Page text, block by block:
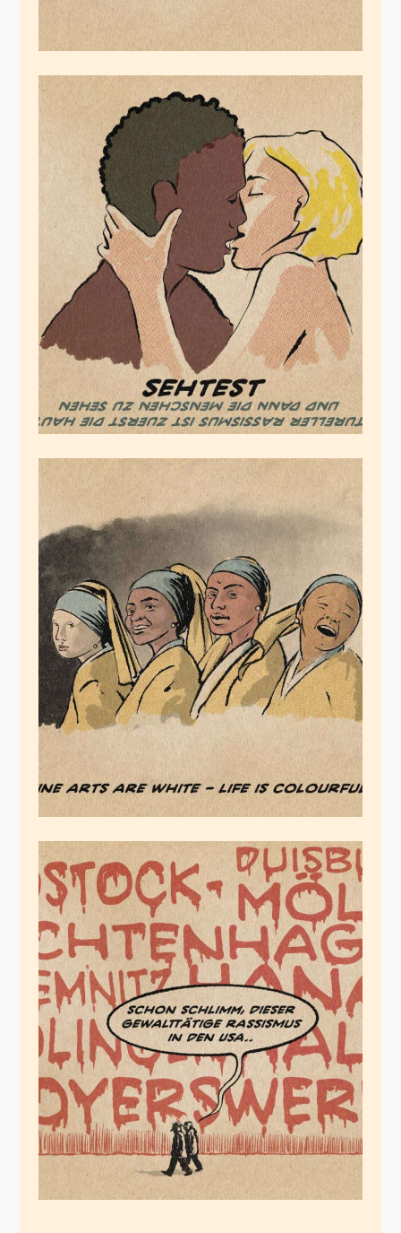
Unter der Haut sind
alle Menschen gleich
Juli 1, 2020
LIFE IS COLORFUL
Juni 17, 2020
Erschreckend
Juni 6, 2020